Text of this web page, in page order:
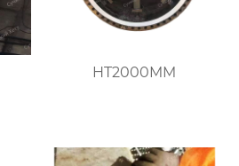
HT2000MM